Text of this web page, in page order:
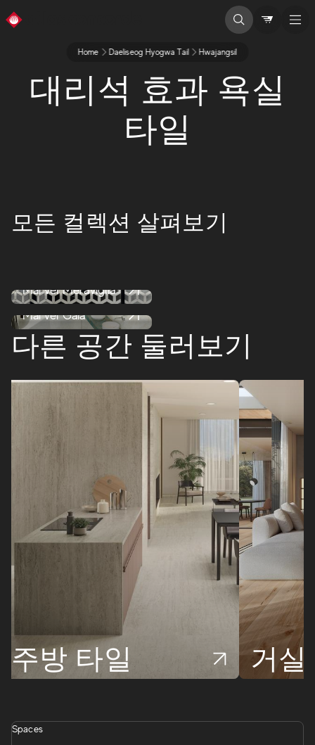
Home Daeliseog Hyogwa Tail Hwajangsil
대리석 효과 욕실
타일
모든 컬렉션 살펴보기
Marvel Meraviglia
Marvel Shine
Marvel Gala
다른 공간 둘러보기
주방 타일 거실
Spaces